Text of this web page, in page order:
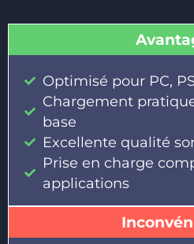
Optimisé pour PC,
Chargement
base
Excellente qualité
Prise en charge
applications